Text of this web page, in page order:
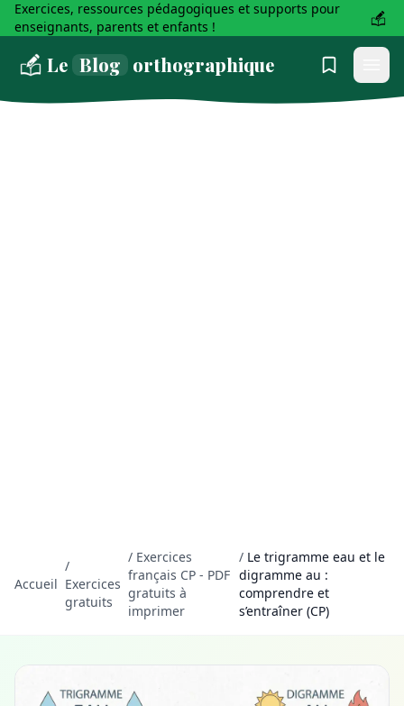
Exercices, ressources pédagogiques et supports pour
enseignants, parents et enfants !
Le Blog orthographique
Accueil
/
Exercices
gratuits
/ Exercices
français CP - PDF
gratuits à
imprimer
/ Le trigramme eau et le
digramme au :
comprendre et
s’entraîner (CP)